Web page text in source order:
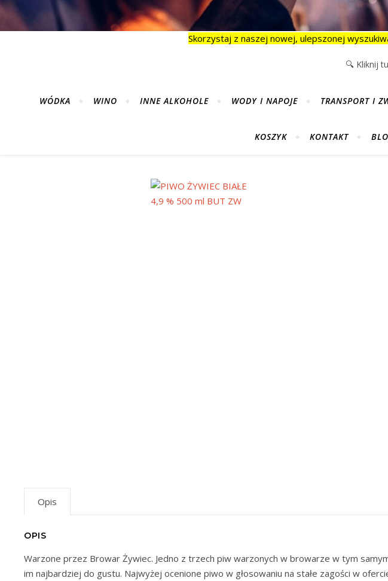
Skorzystaj z naszej nowej, ulepszonej
WÓDKA WINO INNE ALKOHOLE WODY I NAPOJE TRANSPORT I
KOSZYK KONTAKT
Opis
OPIS
Warzone przez Browar Żywiec. Jedno z trzech piw warzonych w browarze w tym
im najbardziej do gustu. Najwyżej ocenione piwo w głosowaniu na stałe zagości w